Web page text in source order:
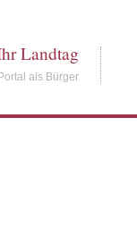
Landtag
als Bürger